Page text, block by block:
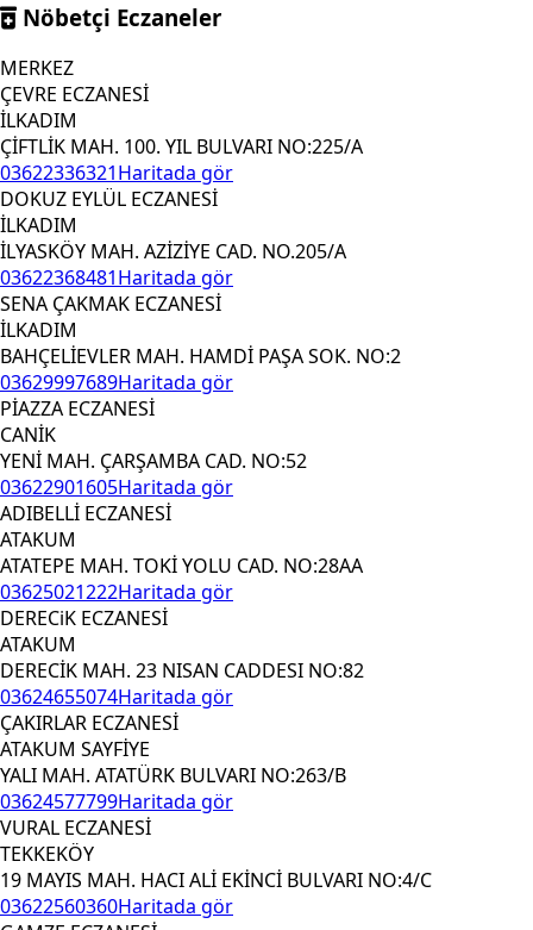
Nöbetçi Eczaneler
MERKEZ
ÇEVRE ECZANESİ
İLKADIM
ÇİFTLİK MAH. 100. YIL BULVARI NO:225/A
03622336321Haritada gör
DOKUZ EYLÜL ECZANESİ
İLKADIM
İLYASKÖY MAH. AZİZİYE CAD. NO.205/A
03622368481Haritada gör
SENA ÇAKMAK ECZANESİ
İLKADIM
BAHÇELİEVLER MAH. HAMDİ PAŞA SOK. NO:2
03629997689Haritada gör
PİAZZA ECZANESİ
CANİK
YENİ MAH. ÇARŞAMBA CAD. NO:52
03622901605Haritada gör
ADIBELLİ ECZANESİ
ATAKUM
ATATEPE MAH. TOKİ YOLU CAD. NO:28AA
03625021222Haritada gör
DERECiK ECZANESİ
ATAKUM
DERECİK MAH. 23 NISAN CADDESI NO:82
03624655074Haritada gör
ÇAKIRLAR ECZANESİ
ATAKUM SAYFİYE
YALI MAH. ATATÜRK BULVARI NO:263/B
03624577799Haritada gör
VURAL ECZANESİ
TEKKEKÖY
19 MAYIS MAH. HACI ALİ EKİNCİ BULVARI NO:4/C
03622560360Haritada gör